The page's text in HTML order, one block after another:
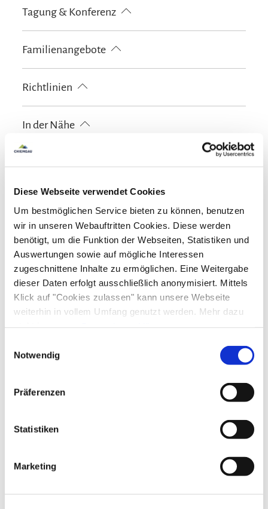
Diese Webseite verwendet Cookies
Um bestmöglichen Service bieten zu können, benutzen
wir in unseren Webauftritten Cookies. Diese werden
benötigt, um die Funktion der Webseiten, Statistiken und
Auswertungen sowie auf mögliche Interessen
zugeschnittene Inhalte zu ermöglichen. Eine Weitergabe
dieser Daten erfolgt ausschließlich anonymisiert. Mittels
Klick auf "Cookies zulassen" kann unsere Webseite
weiterhin in vollem Umfang genutzt werden. Mehr dazu
steht in unserer Datenschutzerklärung.
gelistet.
Notwendig
Präferenzen
Statistiken
Marketing
Wassersportmöglichkeiten vor Ort
kostenloses W-LAN (in der gesamten Unterkunft)
Tagung & Konferenz
Familienangebote
Richtlinien
In der Nähe
Bahnhof
Garten Liegewiese
Sonnenschirme
Sonnenstühle/-liegen
Terrasse
Skiaufbewahrung
Sprachen
Deutsch Englisch Französisch
Zusatzleistungen